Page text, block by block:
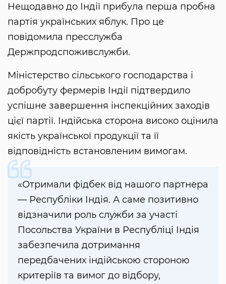
Нещодавно до Індії прибула перша пробна
партія українських яблук. Про це
повідомила пресслужба
Держпродспоживслужби.
Міністерство сільського господарства і
добробуту фермерів Індії підтвердило
успішне завершення інспекційних заходів
цієї партії. Індійська сторона високо оцінила
якість української продукції та її
відповідність встановленим вимогам.
«Отримали фідбек від нашого партнера
— Республіки Індія. А саме позитивно
відзначили роль служби за участі
Посольства України в Республіці Індія
забезпечила дотримання
передбачених індійською стороною
критеріїв та вимог до відбору,